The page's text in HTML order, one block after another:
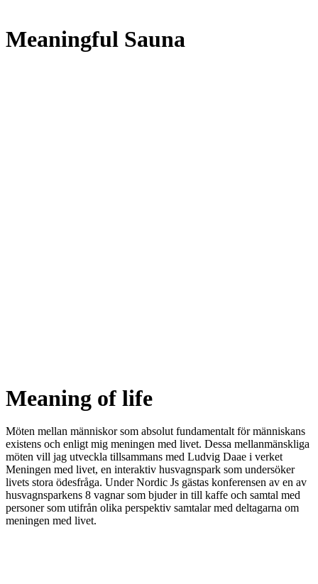
Meaningful Sauna
Meaning of life
Möten mellan människor som absolut fundamentalt för människans
existens och enligt mig meningen med livet. Dessa mellanmänskliga
möten vill jag utveckla tillsammans med Ludvig Daae i verket
Meningen med livet, en interaktiv husvagnspark som undersöker
livets stora ödesfråga. Under Nordic Js gästas konferensen av en av
husvagnsparkens 8 vagnar som bjuder in till kaffe och samtal med
personer som utifrån olika perspektiv samtalar med deltagarna om
meningen med livet.